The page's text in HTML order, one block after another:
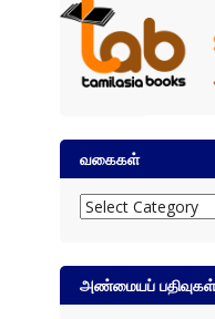
வகைகள்
வகைகள்
அண்மையப் பதிவுகள்